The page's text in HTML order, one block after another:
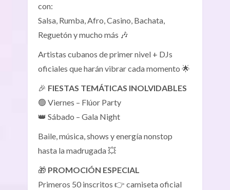
con:
Salsa, Rumba, Afro, Casino, Bachata,
Reguetón y mucho más 🎶
Artistas cubanos de primer nivel + DJs
oficiales que harán vibrar cada momento 🌟
🎉 FIESTAS TEMÁTICAS INOLVIDABLES
🟢 Viernes – Flúor Party
👑 Sábado – Gala Night
Baile, música, shows y energía nonstop
hasta la madrugada 💥
🎁 PROMOCIÓN ESPECIAL
Primeros 50 inscritos 👉 camiseta oficial